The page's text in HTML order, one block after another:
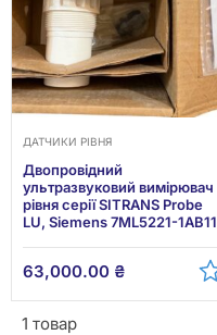
ДАТЧИКИ РІВНЯ
Двопровідний
ультразвуковий вимірювач
рівня серії SITRANS Probe
LU, Siemens 7ML5221-1AB11
63,000.00 ₴
1 товар